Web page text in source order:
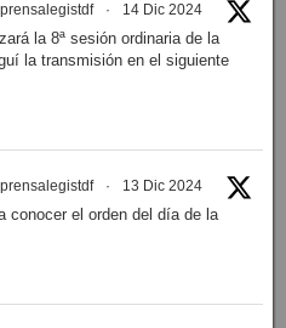
· 14 Dic 2024
la 8ª sesión ordinaria de la
la transmisión en el siguiente
· 13 Dic 2024
conocer el orden del día de la